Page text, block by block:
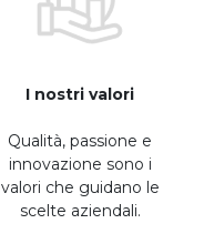
I nostri valori
Qualità, passione e
innovazione sono i
valori che guidano le
scelte aziendali.